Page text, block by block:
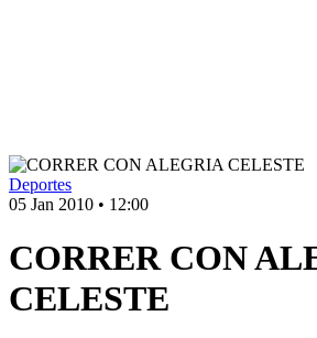
Deportes
05 Jan 2010 • 12:00
CORRER CON
CELESTE